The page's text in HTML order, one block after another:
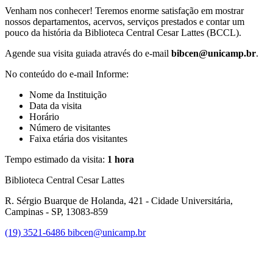
Venham nos conhecer! Teremos enorme satisfação em mostrar
nossos departamentos, acervos, serviços prestados e contar um
pouco da história da Biblioteca Central Cesar Lattes (BCCL).
Agende sua visita guiada através do e-mail bibcen@unicamp.br.
No conteúdo do e-mail Informe:
Nome da Instituição
Data da visita
Horário
Número de visitantes
Faixa etária dos visitantes
Tempo estimado da visita: 1 hora
Biblioteca Central Cesar Lattes
R. Sérgio Buarque de Holanda, 421 - Cidade Universitária,
Campinas - SP, 13083-859
(19) 3521-6486 bibcen@unicamp.br